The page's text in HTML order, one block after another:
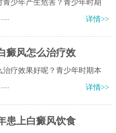
少年产生危害？青少年时期
详情>>
癜风怎么治疗效
疗效果好呢？青少年时期本
详情>>
患上白癜风饮食